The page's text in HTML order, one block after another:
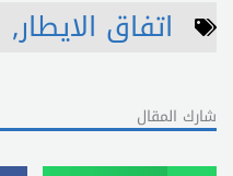
اتفاق الايطار,
شارك المقال